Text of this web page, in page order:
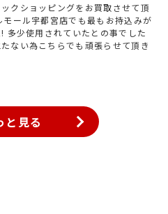
クショッピングをお買取させて頂
ール宇都宮店でも最もお持込みが
多少使用されていたとの事でした
ない為こちらでも頑張らせて頂き
と見る